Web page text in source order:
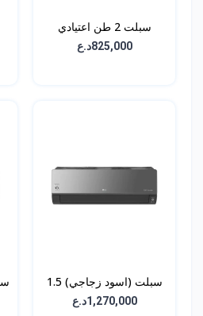
سبلت 2 طن اعتيادي
825,000د.ع
سبلت (اسود زجاجي) 1.5
طن إنفيرتر - تحكم بالامبير
1,270,000د.ع